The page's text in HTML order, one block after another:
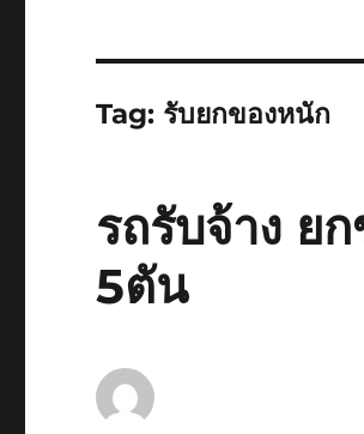
Tag: รับยกของหนัก
รถรับจ้าง ย
5ตัน